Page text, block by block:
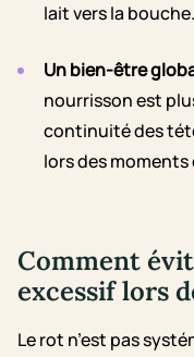
lait vers la bouche.
Un bien-être
nourrisson est
continuité des
lors des moments
Comment
excessif lors
Le rot n’est pas